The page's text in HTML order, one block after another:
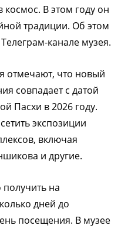
космос. В этом году он
традиции. Об этом
канале музея.
отмечают, что новый
совпадает с датой
Пасхи в 2026 году.
экспозиции
включая
и другие.
на
дней до
посещения. В музее